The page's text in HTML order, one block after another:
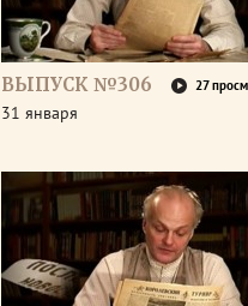
ВЫПУСК №306 27
31 января